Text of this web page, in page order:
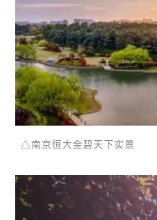
△南京恒大金碧天下实景